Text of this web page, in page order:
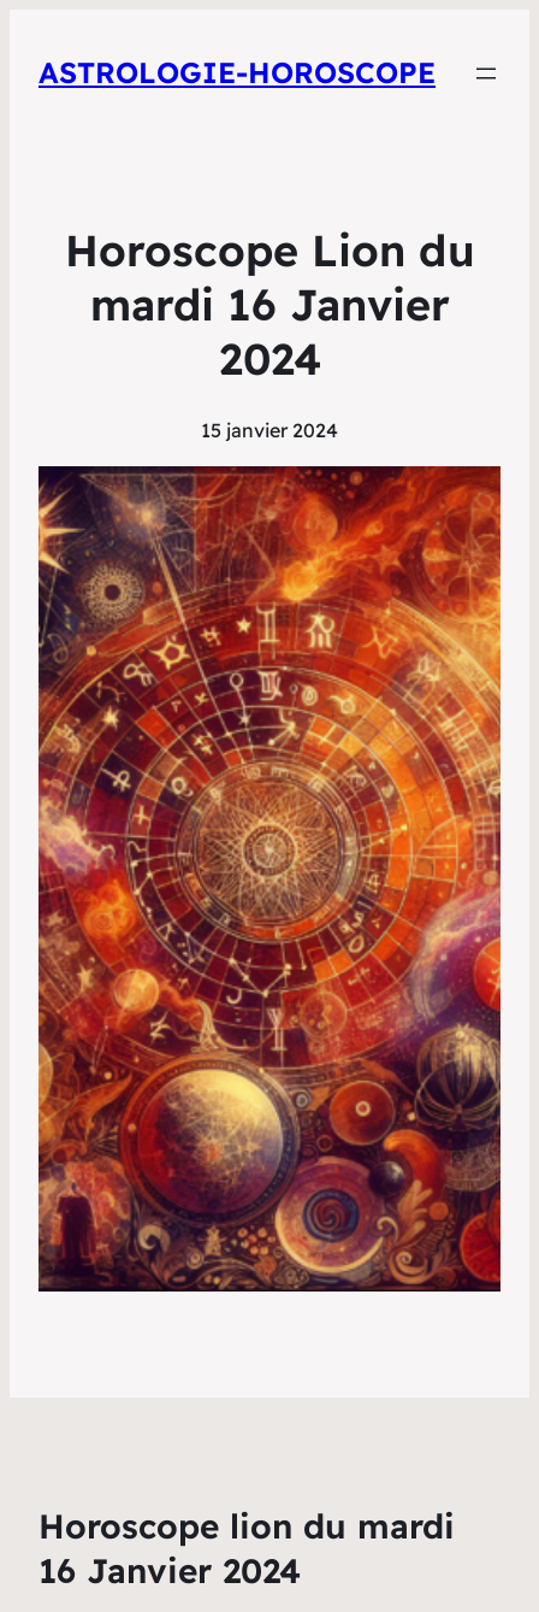
ASTROLOGIE-HOROSCOPE
Horoscope Lion du
mardi 16 Janvier
2024
15 janvier 2024
Horoscope lion du mardi
16 Janvier 2024